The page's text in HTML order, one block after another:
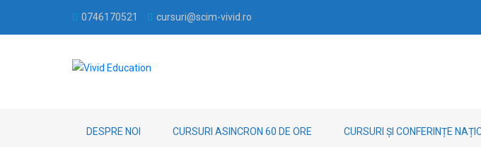
0746170521 cursuri@scim-vivid.ro
DESPRE NOI CURSURI ASINCRON 60 DE ORE CURSURI ȘI CONFERINȚE